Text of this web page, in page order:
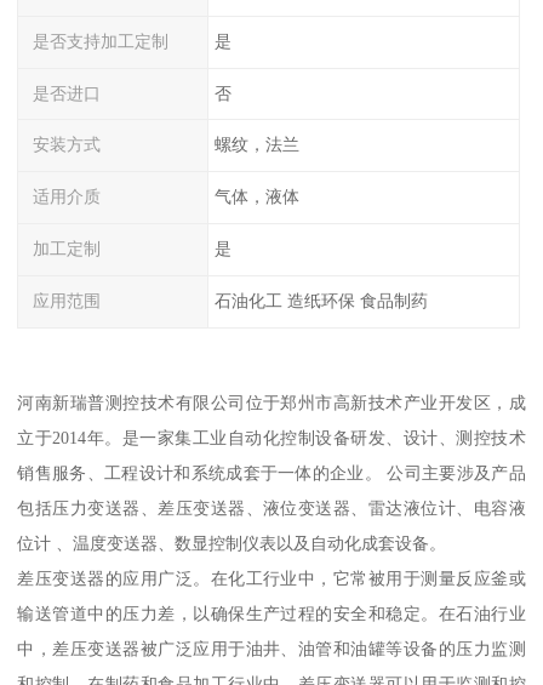
是否支持加工定制 是
是否进口 否
安装方式 螺纹，法兰
适用介质 气体，液体
加工定制 是
应用范围 石油化工 造纸环保 食品制药
河南新瑞普测控技术有限公司位于郑州市高新技术产业开发区，成
立于2014年。是一家集工业自动化控制设备研发、设计、测控技术
销售服务、工程设计和系统成套于一体的企业。 公司主要涉及产品
包括压力变送器、差压变送器、液位变送器、雷达液位计、电容液
位计 、温度变送器、数显控制仪表以及自动化成套设备。
差压变送器的应用广泛。在化工行业中，它常被用于测量反应釜或
输送管道中的压力差，以确保生产过程的安全和稳定。在石油行业
中，差压变送器被广泛应用于油井、油管和油罐等设备的压力监测